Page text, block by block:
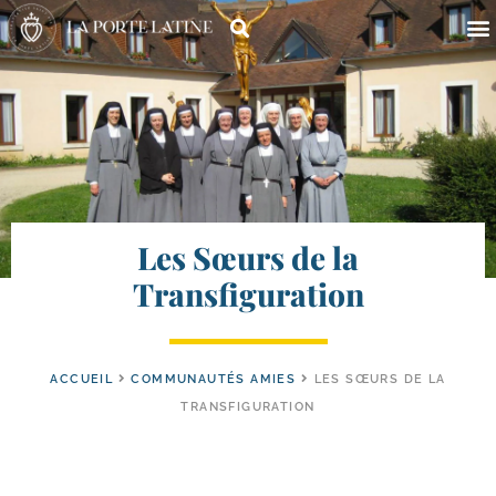
Les Sœurs de la
Transfiguration
ACCUEIL COMMUNAUTÉS AMIES
LES SŒURS DE LA
TRANSFIGURATION